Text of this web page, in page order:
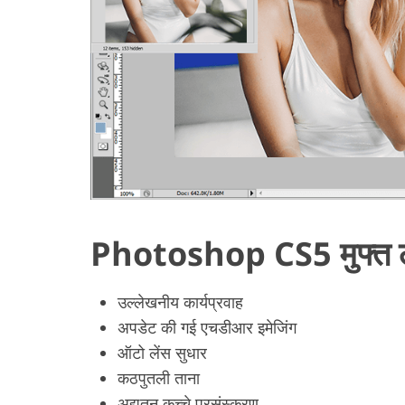
Photoshop CS5 मुफ्त
उल्लेखनीय कार्यप्रवाह
अपडेट की गई एचडीआर इमेजिंग
ऑटो लेंस सुधार
कठपुतली ताना